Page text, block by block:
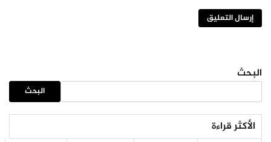
البحث
البحث
الأكثر قراءة